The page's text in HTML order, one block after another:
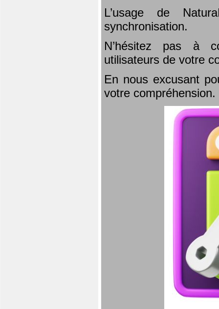
L’usage de
synchronisation.
N’hésitez pas à
utilisateurs de votre
En nous excusant
votre compréhension.